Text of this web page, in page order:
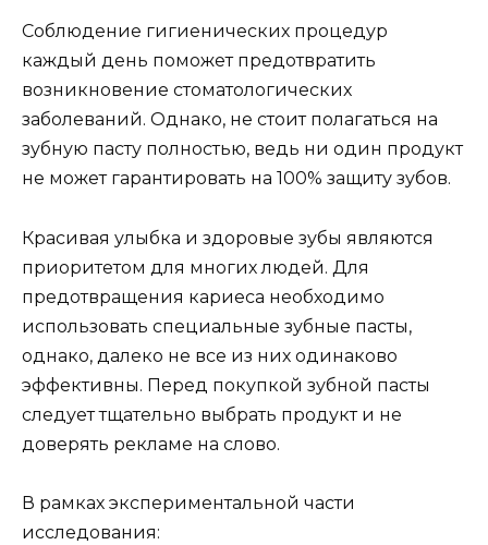
Соблюдение гигиенических процедур
каждый день поможет предотвратить
возникновение стоматологических
заболеваний. Однако, не стоит полагаться на
зубную пасту полностью, ведь ни один продукт
не может гарантировать на 100% защиту зубов.
Красивая улыбка и здоровые зубы являются
приоритетом для многих людей. Для
предотвращения кариеса необходимо
использовать специальные зубные пасты,
однако, далеко не все из них одинаково
эффективны. Перед покупкой зубной пасты
следует тщательно выбрать продукт и не
доверять рекламе на слово.
В рамках экспериментальной части
исследования: